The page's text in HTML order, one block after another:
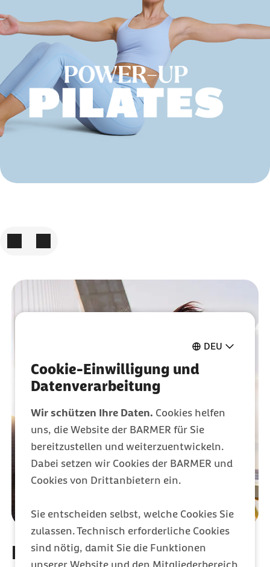
DEU
Cookie-Einwilligung und
Datenverarbeitung
Wir schützen Ihre Daten. Cookies helfen
uns, die Website der BARMER für Sie
bereitzustellen und weiterzuentwickeln.
Dabei setzen wir Cookies der BARMER und
Cookies von Drittanbietern ein.
Sie entscheiden selbst, welche Cookies Sie
zulassen. Technisch erforderliche Cookies
sind nötig, damit Sie die Funktionen
unserer Website und den Mitgliederbereich
Bis zu 200 Euro für Tracker